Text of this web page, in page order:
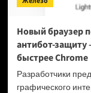
токены
раз
Новый браузер
антибот-защиту
быстрее Chrome
Разработчики
графического